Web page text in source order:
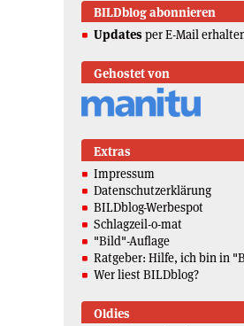
BILDblog abonnieren
Updates per E-Mail
Gehostet von
Extras
Impressum
Datenschutzerklärung
BILDblog-Werbespot
Schlagzeil-o-mat
"Bild"-Auflage
Ratgeber: Hilfe, ich bin in
Wer liest BILDblog?
Oldies